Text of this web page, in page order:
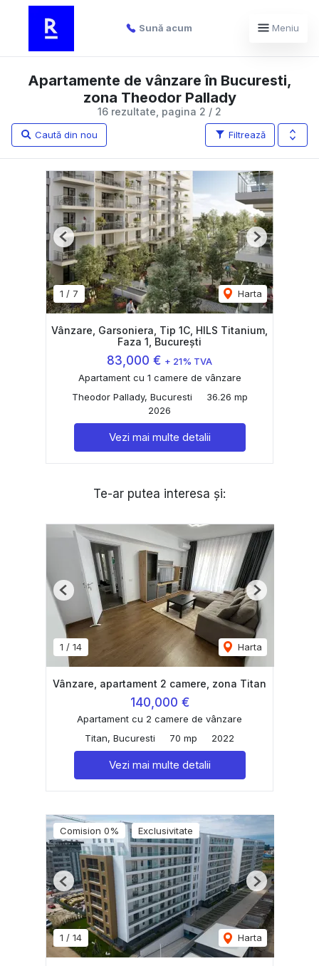
Sună acum Meniu
16 rezultate, pagina 2 / 2
Apartamente de vânzare în Bucuresti,
zona Theodor Pallady
Filtrează
Caută din nou
1 / 7 Harta
Previous Next
Vânzare, Garsoniera, Tip 1C, HILS Titanium,
Faza 1, București
83,000 € + 21% TVA
Apartament cu 1 camere de vânzare
Theodor Pallady, Bucuresti
36.26 mp
2026
Vezi mai multe detalii
Te-ar putea interesa și:
1 / 14 Harta
Previous Next
Vânzare, apartament 2 camere, zona Titan
140,000 €
Apartament cu 2 camere de vânzare
Titan, Bucuresti
70 mp 2022
Vezi mai multe detalii
Comision 0% Exclusivitate
1 / 14 Harta
Previous Next